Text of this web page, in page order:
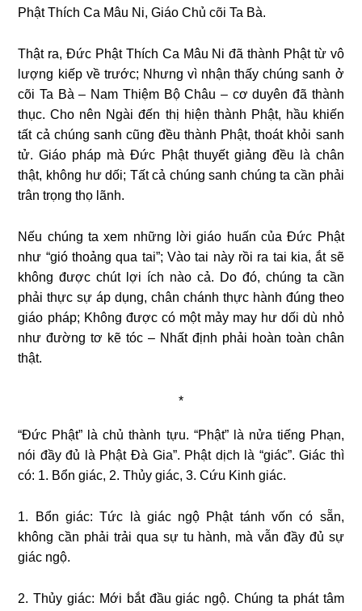
Phật Thích Ca Mâu Ni, Giáo Chủ cõi Ta Bà.
Thật ra, Ðức Phật Thích Ca Mâu Ni đã thành Phật từ vô
lượng kiếp về trước; Nhưng vì nhận thấy chúng sanh ở
cõi Ta Bà – Nam Thiệm Bộ Châu – cơ duyên đã thành
thục. Cho nên Ngài đến thị hiện thành Phật, hầu khiến
tất cả chúng sanh cũng đều thành Phật, thoát khỏi sanh
tử. Giáo pháp mà Ðức Phật thuyết giảng đều là chân
thật, không hư dối; Tất cả chúng sanh chúng ta cần phải
trân trọng thọ lãnh.
Nếu chúng ta xem những lời giáo huấn của Ðức Phật
như “gió thoảng qua tai”; Vào tai này rồi ra tai kia, ắt sẽ
không được chút lợi ích nào cả. Do đó, chúng ta cần
phải thực sự áp dụng, chân chánh thực hành đúng theo
giáo pháp; Không được có một mảy may hư dối dù nhỏ
như đường tơ kẽ tóc – Nhất định phải hoàn toàn chân
thật.
*
“Ðức Phật” là chủ thành tựu. “Phật” là nửa tiếng Phạn,
nói đầy đủ là Phật Ðà Gia”. Phật dịch là “giác”. Giác thì
có: 1. Bổn giác, 2. Thủy giác, 3. Cứu Kinh giác.
1. Bổn giác: Tức là giác ngộ Phật tánh vốn có sẵn,
không cần phải trải qua sự tu hành, mà vẫn đầy đủ sự
giác ngộ.
2. Thủy giác: Mới bắt đầu giác ngộ. Chúng ta phát tâm